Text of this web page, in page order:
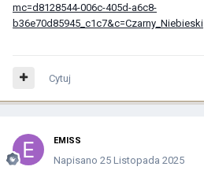
mc=d8128544-006c-405d-a6c8-
b36e70d85945_c1c7&c=Czarny_Niebieski
Cytuj
EMISS
Napisano 25 Listopada 2025